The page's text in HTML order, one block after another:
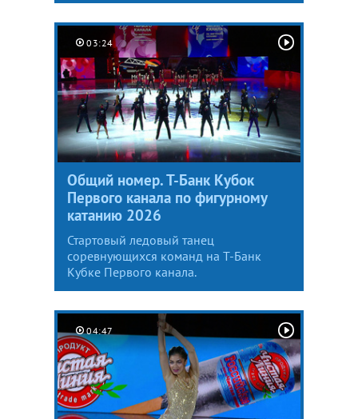
03:24
Общий номер. Т-Банк Кубок
Первого канала по фигурному
катанию 2026
Стартовый ледовый танец
соревнующихся команд на Т-Банк
Кубке Первого канала.
04:47